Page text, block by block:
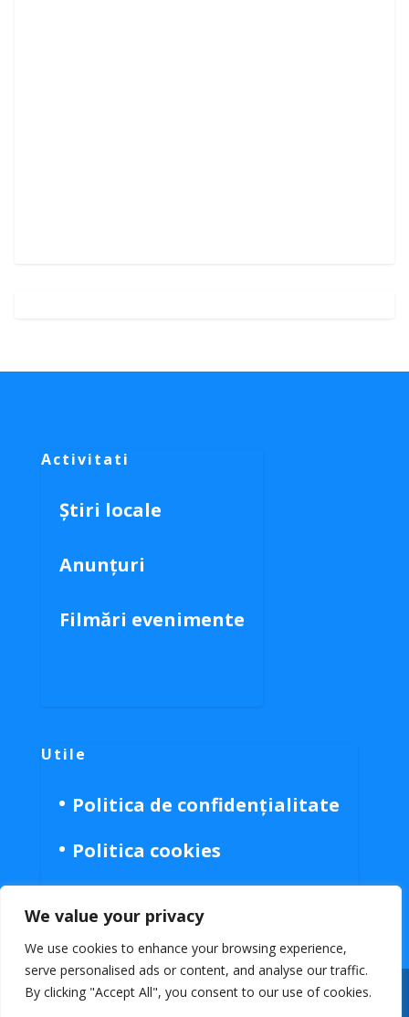
We value your privacy
We use cookies to enhance your browsing experience,
serve personalised ads or content, and analyse our traffic.
By clicking "Accept All", you consent to our use of cookies.
Activitati
Știri locale
Anunțuri
Filmări evenimente
Utile
Politica de confidențialitate
Politica cookies